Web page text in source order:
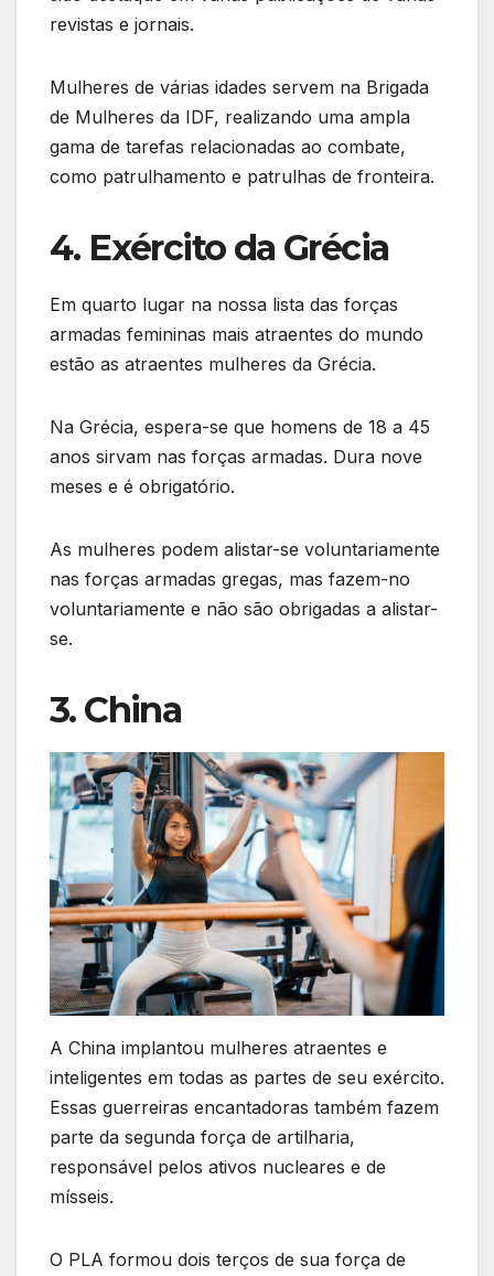
revistas e jornais.
Mulheres de várias idades servem na Brigada
de Mulheres da IDF, realizando uma ampla
gama de tarefas relacionadas ao combate,
como patrulhamento e patrulhas de fronteira.
4. Exército da Grécia
Em quarto lugar na nossa lista das forças
armadas femininas mais atraentes do mundo
estão as atraentes mulheres da Grécia.
Na Grécia, espera-se que homens de 18 a 45
anos sirvam nas forças armadas. Dura nove
meses e é obrigatório.
As mulheres podem alistar-se voluntariamente
nas forças armadas gregas, mas fazem-no
voluntariamente e não são obrigadas a alistar-
se.
3. China
A China implantou mulheres atraentes e
inteligentes em todas as partes de seu exército.
Essas guerreiras encantadoras também fazem
parte da segunda força de artilharia,
responsável pelos ativos nucleares e de
mísseis.
O PLA formou dois terços de sua força de